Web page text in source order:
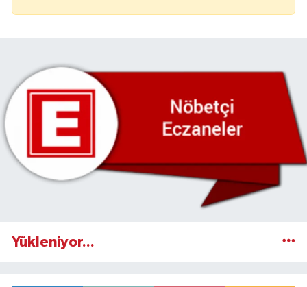
Yükleniyor...